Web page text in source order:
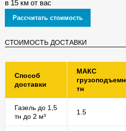
в 15 км от вас
Рассчитать стоимость
СТОИМОСТЬ ДОСТАВКИ
Способ
доставки
МАКС
тн
Газель до 1,5
тн до 2 м³
1.5